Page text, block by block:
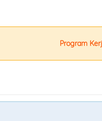
Program